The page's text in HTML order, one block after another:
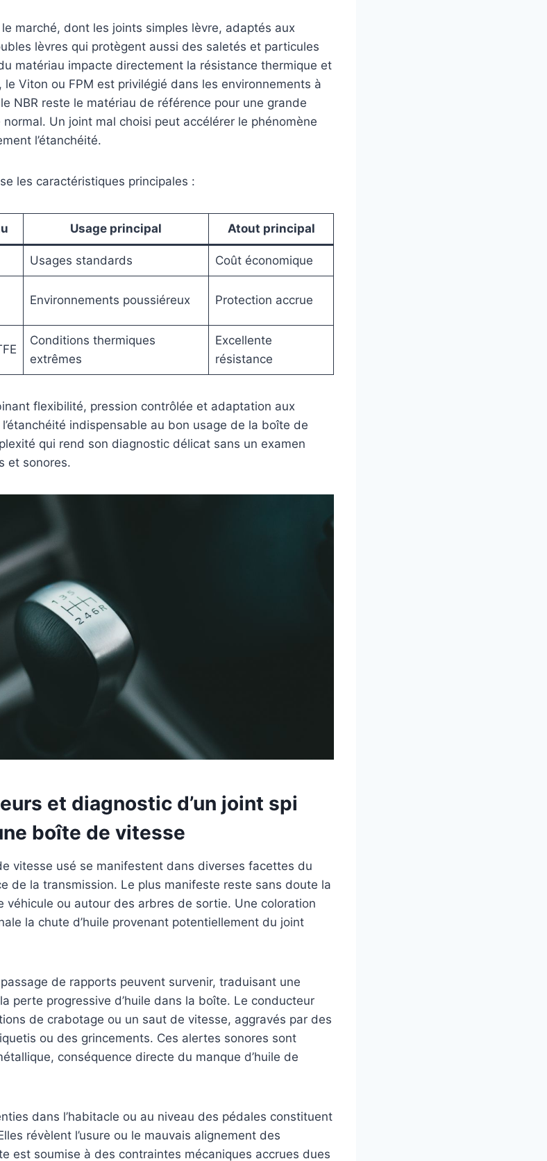
marché, dont les joints simples lèvre, adaptés aux
lèvres qui protègent aussi des saletés et particules
matériau impacte directement la résistance thermique et
Viton ou FPM est privilégié dans les environnements à
NBR reste le matériau de référence pour une grande
Un joint mal choisi peut accélérer le phénomène
l’étanchéité.
les caractéristiques principales :
Usage principal Atout principal
Usages standards Coût économique
Environnements poussiéreux Protection accrue
Conditions thermiques
extrêmes
Excellente
résistance
flexibilité, pression contrôlée et adaptation aux
indispensable au bon usage de la boîte de
qui rend son diagnostic délicat sans un examen
et sonores.
et diagnostic d’un joint spi
boîte de vitesse
vitesse usé se manifestent dans diverses facettes du
de la transmission. Le plus manifeste reste sans doute la
véhicule ou autour des arbres de sortie. Une coloration
la chute d’huile provenant potentiellement du joint
de rapports peuvent survenir, traduisant une
perte progressive d’huile dans la boîte. Le conducteur
de crabotage ou un saut de vitesse, aggravés par des
ou des grincements. Ces alertes sonores sont
conséquence directe du manque d’huile de
dans l’habitacle ou au niveau des pédales constituent
révèlent l’usure ou le mauvais alignement des
est soumise à des contraintes mécaniques accrues dues